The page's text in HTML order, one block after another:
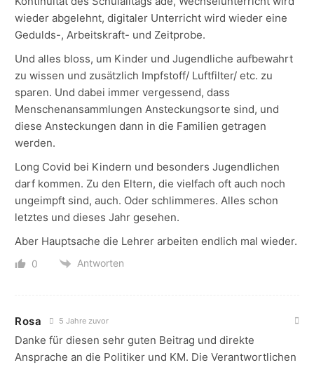
wieder abgelehnt, digitaler Unterricht wird wieder eine
Gedulds-, Arbeitskraft- und Zeitprobe.
Und alles bloss, um Kinder und Jugendliche aufbewahrt
zu wissen und zusätzlich Impfstoff/ Luftfilter/ etc. zu
sparen. Und dabei immer vergessend, dass
Menschenansammlungen Ansteckungsorte sind, und
diese Ansteckungen dann in die Familien getragen
werden.
Long Covid bei Kindern und besonders Jugendlichen
darf kommen. Zu den Eltern, die vielfach oft auch noch
ungeimpft sind, auch. Oder schlimmeres. Alles schon
letztes und dieses Jahr gesehen.
Aber Hauptsache die Lehrer arbeiten endlich mal wieder.
0 Antworten
Rosa 5 Jahre zuvor
Danke für diesen sehr guten Beitrag und direkte
Ansprache an die Politiker und KM. Die Verantwortlichen